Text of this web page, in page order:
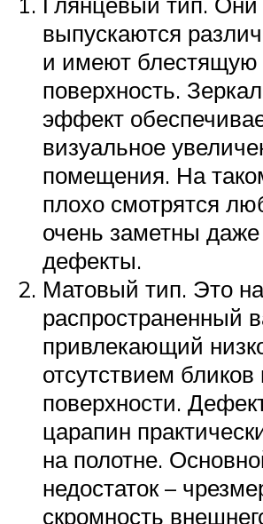
выпускаются
и имеют блестящую
поверхность.
эффект
визуальное
помещения. На
плохо смотрятся
очень заметны
дефекты.
Матовый тип. Это
распространенный
привлекающий
отсутствием бликов
поверхности.
царапин
на полотне.
недостаток –
скромность